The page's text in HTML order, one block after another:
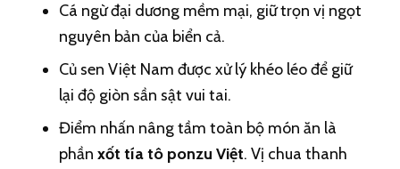
Cá ngừ đại dương mềm mại, giữ trọn vị ngọt
nguyên bản của biển cả.
Củ sen Việt Nam được xử lý khéo léo để giữ
lại độ giòn sần sật vui tai.
Điểm nhấn nâng tầm toàn bộ món ăn là
phần xốt tía tô ponzu Việt. Vị chua thanh